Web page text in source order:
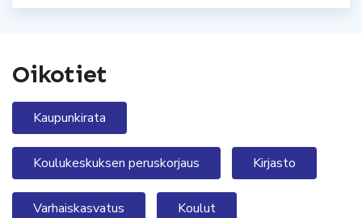
Oikotiet
Kaupunkirata
Koulukeskuksen peruskorjaus Kirjasto
Varhaiskasvatus Koulut